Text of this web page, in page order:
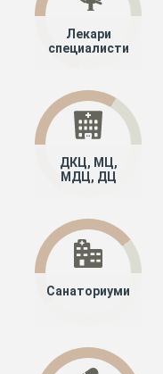
Лекари
специалисти
ДКЦ, МЦ,
МДЦ, ДЦ
Санаториуми